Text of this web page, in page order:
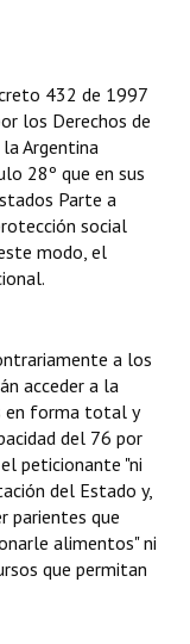
432 de 1997
los Derechos de
la Argentina
28º que en sus
Parte a
social
modo, el
a los
acceder a la
en forma total y
del 76 por
peticionante "ni
del Estado y,
parientes que
alimentos" ni
que permitan